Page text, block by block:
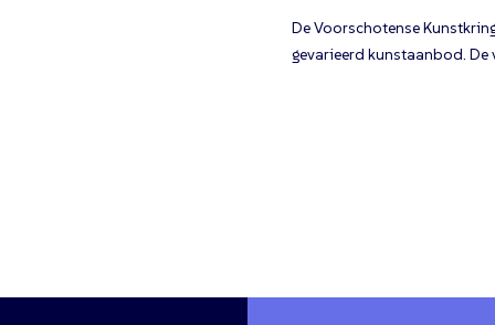
De Voorschotense
gevarieerd kunstaanbod.